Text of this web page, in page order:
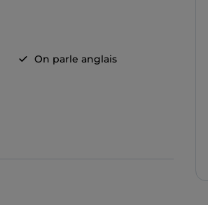
On parle anglais